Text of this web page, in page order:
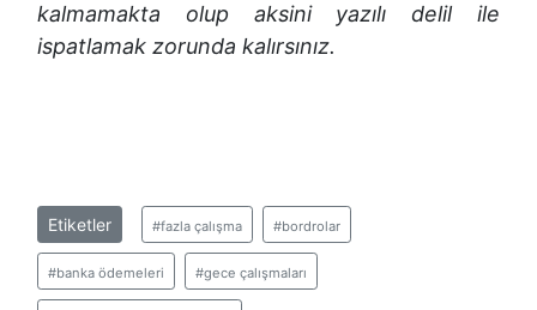
kalmamakta olup aksini yazılı delil ile
ispatlamak zorunda kalırsınız.
Etiketler #fazla çalışma #bordrolar
#banka ödemeleri #gece çalışmaları